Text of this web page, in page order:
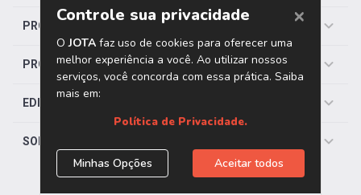
PRO TRABALHISTA
PRO SAÚDE
EDITORIAS
SOBRE O JOTA